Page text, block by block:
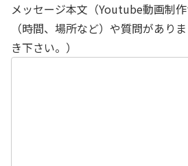
メッセージ本文（Youtube動画制
（時間、場所など）や質問があり
き下さい。）